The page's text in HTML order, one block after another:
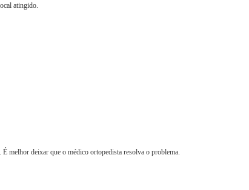
atingido.
melhor deixar que o médico ortopedista resolva o problema.